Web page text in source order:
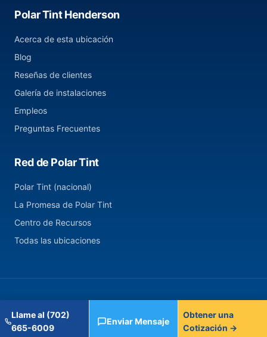
Polar Tint Henderson
Acerca de esta ubicación
Blog
Reseñas de clientes
Galería de instalaciones
Empleos
Preguntas Frecuentes
Red de Polar Tint
Polar Tint (nacional)
La Promesa de Polar Tint
Centro de Recursos
Todas las ubicaciones
reservados.
Llame al (702)
665-6009
Enviar Mensaje
Obtener una
Cotización →